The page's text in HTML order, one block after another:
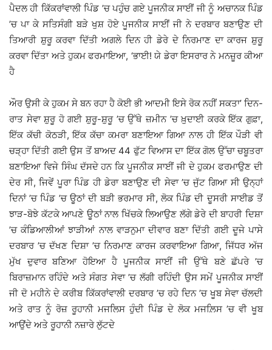
ਪੈਦਲ ਹੀ ਕਿੱਕਰਾਂਵਾਲੀ ਪਿੰਡ ’ਚ ਪਹੁੰਚ ਗਏ ਪੂਜਨੀਕ ਸਾਈਂ ਜੀ ਨੂੰ ਅਚਾਨਕ ਪਿੰਡ
’ਚ ਪਾ ਕੇ ਸਤਿਸੰਗੀ ਬੜੇ ਖੁਸ਼ ਹੋਏ ਪੂਜਨੀਕ ਸਾਈਂ ਜੀ ਨੇ ਦਰਬਾਰ ਬਣਾਉਣ ਦੀ
ਤਿਆਰੀ ਸ਼ੁਰੂ ਕਰਵਾ ਦਿੱਤੀ ਅਗਲੇ ਦਿਨ ਹੀ ਡੇਰੇ ਦੇ ਨਿਰਮਾਣ ਦਾ ਕਾਰਜ ਸ਼ੁਰੂ
ਕਰਵਾ ਦਿੱਤਾ ਅਤੇ ਹੁਕਮ ਫਰਮਾਇਆ, ‘ਭਾਈ! ਯੇ ਡੇਰਾ ਇਸਰਾਰ ਨੇ ਮਨਜ਼ੂਰ ਕੀਆ
ਹੈ
ਔਰ ਉਸੀ ਕੇ ਹੁਕਮ ਸੇ ਬਨ ਰਹਾ ਹੈ ਕੋਈ ਭੀ ਆਦਮੀ ਇਸੇ ਰੋਕ ਨਹੀਂ ਸਕਤਾ’ ਦਿਨ-
ਰਾਤ ਸੇਵਾ ਸ਼ੁਰੂ ਹੋ ਗਈ ਸ਼ੁਰੂ-ਸ਼ੁਰੂ ’ਚ ਉੱਥੇ ਜ਼ਮੀਨ ’ਚ ਖ਼ੁਦਾਈ ਕਰਕੇ ਇੱਕ ਗੁਫ਼ਾ,
ਇੱਕ ਕੱਚੀ ਕੋਠੜੀ, ਇੱਕ ਕੱਚਾ ਕਮਰਾ ਬਣਾਇਆ ਗਿਆ ਨਾਲ ਹੀ ਇੱਕ ਪੌੜੀ ਵੀ
ਚੜ੍ਹਾ ਦਿੱਤੀ ਗਈ ਉਸ ਤੋਂ ਬਾਅਦ 44 ਫੁੱਟ ਵਿਆਸ ਦਾ ਇੱਕ ਗੋਲ ਉੱਚਾ ਚਬੂਤਰਾ
ਬਣਾਇਆ ਵਿਜੇ ਸਿੰਘ ਦੱਸਦੇ ਹਨ ਕਿ ਪੂਜਨੀਕ ਸਾਈਂ ਜੀ ਦੇ ਹੁਕਮ ਫਰਮਾਉਣ ਦੀ
ਦੇਰ ਸੀ, ਜਿਵੇਂ ਪੂਰਾ ਪਿੰਡ ਹੀ ਡੇਰਾ ਬਣਾਉਣ ਦੀ ਸੇਵਾ ’ਚ ਜੁੱਟ ਗਿਆ ਸੀ ਉਨ੍ਹਾਂ
ਦਿਨਾਂ ’ਚ ਪਿੰਡ ’ਚ ਊਠਾਂ ਦੀ ਬੜੀ ਭਰਮਾਰ ਸੀ, ਲੋਕ ਪਿੰਡ ਦੀ ਦੂਸਰੀ ਸਾਈਡ ਤੋਂ
ਝਾੜ-ਬੋਝੇ ਕੱਟਕੇ ਆਪਣੇ ਊਠਾਂ ਨਾਲ ਖਿੱਚਕੇ ਲਿਆਉਣ ਲੱਗੇ ਡੇਰੇ ਦੀ ਬਾਹਰੀ ਦਿਸ਼ਾ
’ਚ ਕੰਡਿਆਲੀਆਂ ਝਾੜੀਆਂ ਨਾਲ ਵਾੜਨੁਮਾ ਦੀਵਾਰ ਬਣਾ ਦਿੱਤੀ ਗਈ ਦੂਜੇ ਪਾਸੇ
ਦਰਬਾਰ ’ਚ ਦੱਖਣ ਦਿਸ਼ਾ ’ਚ ਨਿਰਮਾਣ ਕਾਰਜ ਕਰਵਾਇਆ ਗਿਆ, ਜਿੱਧਰ ਅੱਜ
ਮੁੱਖ ਦੁਵਾਰ ਬਣਿਆ ਹੋਇਆ ਹੈ ਪੂਜਨੀਕ ਸਾਈਂ ਜੀ ਉੱਥੇ ਬਣੇ ਛੱਪਰੇ ’ਚ
ਬਿਰਾਜ਼ਮਾਨ ਰਹਿੰਦੇ ਅਤੇ ਸੰਗਤ ਸੇਵਾ ’ਚ ਲੱਗੀ ਰਹਿੰਦੀ ਉਸ ਸਮੇਂ ਪੂਜਨੀਕ ਸਾਈਂ
ਜੀ ਦੋ ਮਹੀਨੇ ਦੇ ਕਰੀਬ ਕਿੱਕਰਾਂਵਾਲੀ ਦਰਬਾਰ ’ਚ ਰਹੇ ਦਿਨ ’ਚ ਖੂਬ ਸੇਵਾ ਚੱਲਦੀ
ਅਤੇ ਰਾਤ ਨੂੰ ਰੋਜ਼ ਰੂਹਾਨੀ ਮਜਲਿਸ ਹੁੰਦੀ ਪਿੰਡ ਦੇ ਲੋਕ ਮਜਲ਼ਿਸ ’ਚ ਵੀ ਖੂਬ
ਆਉਂਦੇ ਅਤੇ ਰੂਹਾਨੀ ਨਜ਼ਾਰੇ ਲੁੱਟਦੇ